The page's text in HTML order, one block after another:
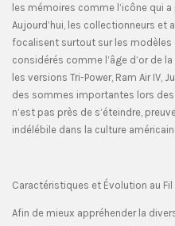
les mémoires comme l’icône qui
Aujourd’hui, les collectionneurs et
focalisent surtout sur les modèles
considérés comme l’âge d’or de
les versions Tri-Power, Ram Air IV,
des sommes importantes lors des
n’est pas près de s’éteindre,
indélébile dans la culture
Caractéristiques et Évolution au
Afin de mieux appréhender la